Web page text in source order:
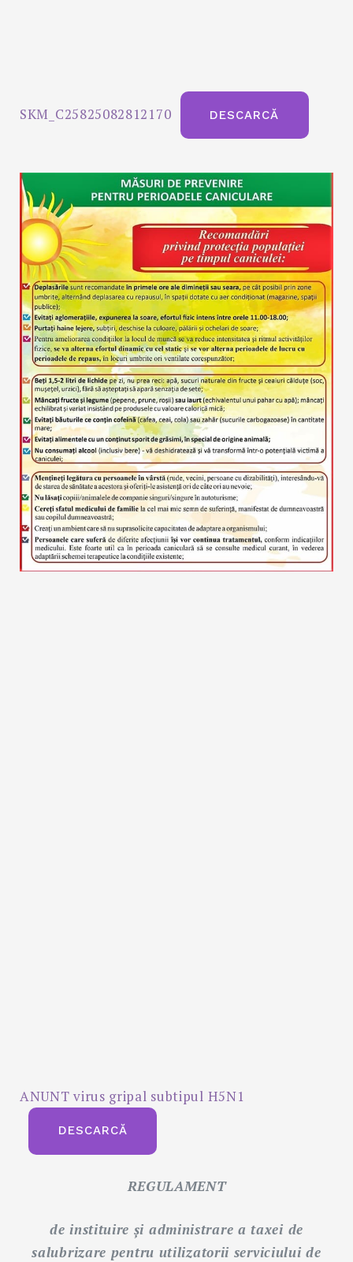
SKM_C25825082812170 DESCARCĂ
ANUNT virus gripal subtipul H5N1
DESCARCĂ
REGULAMENT
de instituire și administrare a taxei de
salubrizare pentru utilizatorii serviciului de